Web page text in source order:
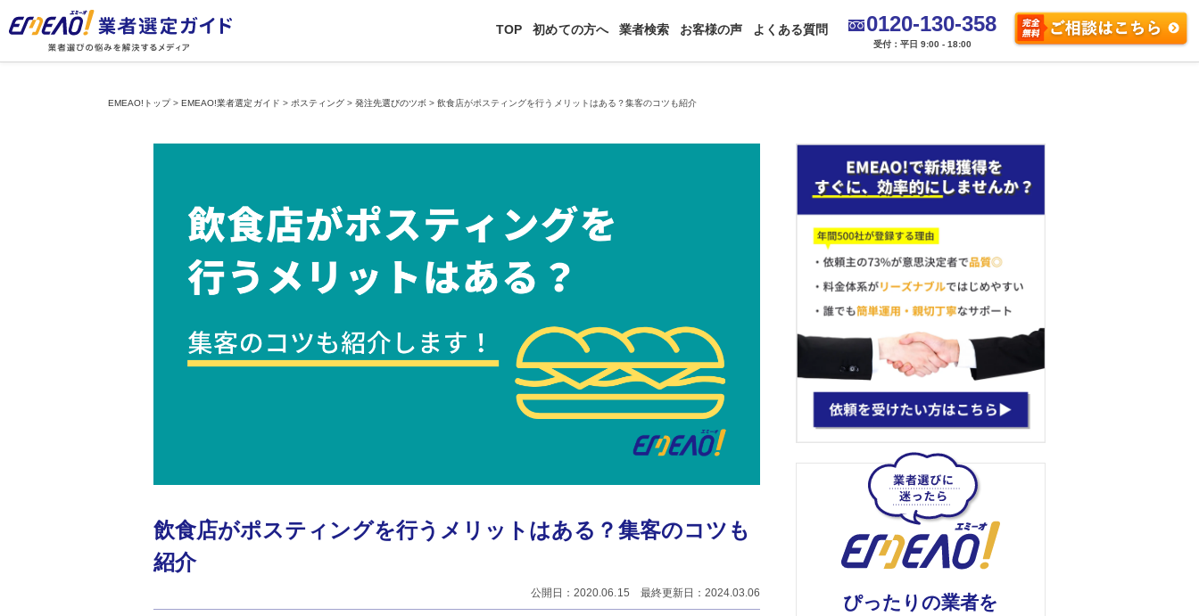
TOP 初めての方へ 業者検索 お客様の声 よくある質問 0120-130-358
受付：平日 9:00 - 18:00
EMEAO!トップ>EMEAO!業者選定ガイド > ポスティング> 発注先選びのツボ >飲食店がポスティングを行うメリットはある？集客のコツも紹介
飲食店がポスティングを行うメリットはある？集客のコツも
紹介
公開日：2020.06.15 最終更新日：2024.03.06
ぴったりの業者を